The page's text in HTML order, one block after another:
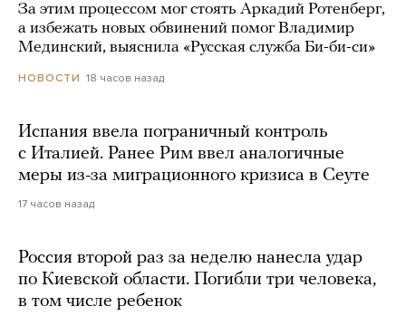
За этим процессом мог стоять Аркадий Ротенберг,
а избежать новых обвинений помог Владимир
Мединский, выяснила «Русская служба Би-би-си»
НОВОСТИ 18 часов назад
Испания ввела пограничный контроль
с Италией. Ранее Рим ввел аналогичные
меры из-за миграционного кризиса в Сеуте
17 часов назад
Россия второй раз за неделю нанесла удар
по Киевской области. Погибли три человека,
в том числе ребенок